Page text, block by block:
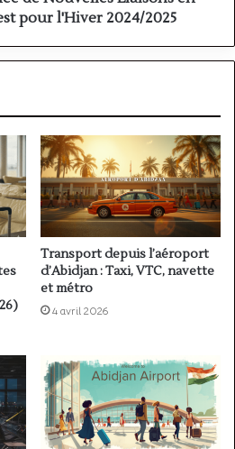
pour l'Hiver 2024/2025
Transport depuis l’aéroport
d’Abidjan : Taxi, VTC, navette
et métro
4 avril 2026